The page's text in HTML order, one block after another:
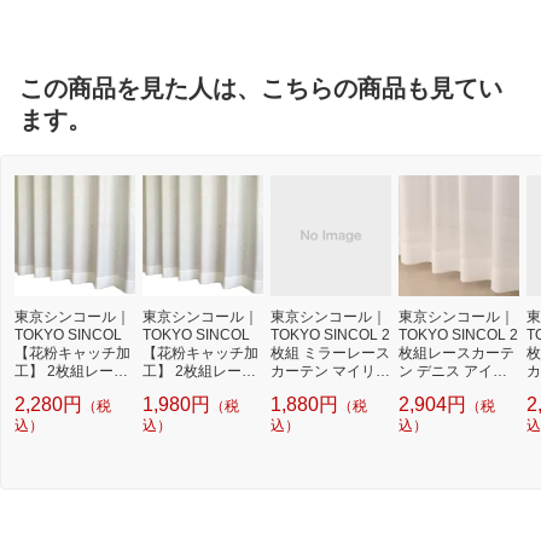
この商品を見た人は、こちらの商品も見てい
ます。
東京シンコール｜
TOKYO SINCOL
【花粉キャッチ加
工】 2枚組レース
ホワイト [幅100×
丈176cm]
2,280円
（税
込）
東京シンコール｜
TOKYO SINCOL
【花粉キャッチ加
工】 2枚組レース
ホワイト [幅100×
丈133cm]
1,980円
（税
込）
東京シンコール｜
TOKYO SINCOL 2
枚組 ミラーレース
カーテン マイリー
0×丈133cm][9212
41]
1,880円
（税
込）
東京シンコール｜
TOKYO SINCOL 2
枚組レースカーテ
ン デニス アイボ
3cm]
2,904円
（税
込）